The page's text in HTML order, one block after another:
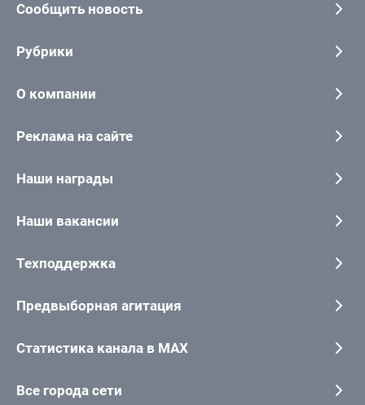
Сообщить новость
Рубрики
О компании
Реклама на сайте
Наши награды
Наши вакансии
Техподдержка
Предвыборная агитация
Статистика канала в MAX
Все города сети